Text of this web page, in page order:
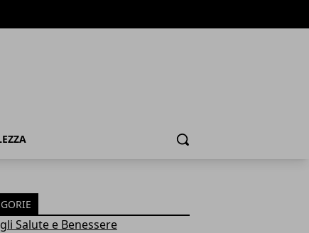
Cerca
Salute e Benessere